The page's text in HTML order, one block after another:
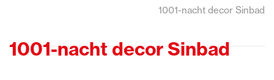
1001-nacht decor Sinbad
1001-nacht decor Sinbad